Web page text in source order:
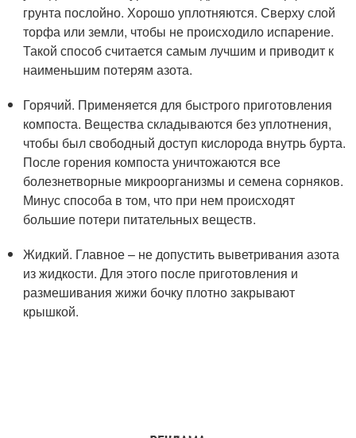
грунта послойно. Хорошо уплотняются. Сверху слой
торфа или земли, чтобы не происходило испарение.
Такой способ считается самым лучшим и приводит к
наименьшим потерям азота.
Горячий. Применяется для быстрого приготовления
компоста. Вещества складываются без уплотнения,
чтобы был свободный доступ кислорода внутрь бурта.
После горения компоста уничтожаются все
болезнетворные микроорганизмы и семена сорняков.
Минус способа в том, что при нем происходят
большие потери питательных веществ.
Жидкий. Главное – не допустить выветривания азота
из жидкости. Для этого после приготовления и
размешивания жижи бочку плотно закрывают
крышкой.